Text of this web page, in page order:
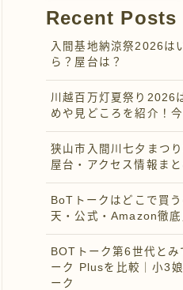
Recent Posts
入間基地納涼祭2026は
ら？屋台は？
川越百万灯夏祭り2026
めや見どころを紹介！
狭山市入間川七夕まつ
屋台・アクセス情報まと
BoTトークはどこで買
天・公式・Amazon徹底
BOTトーク第6世代とみ
ーク Plusを比較｜小3
ーク